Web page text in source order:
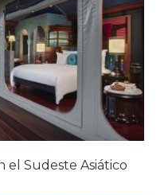
el Sudeste Asiático